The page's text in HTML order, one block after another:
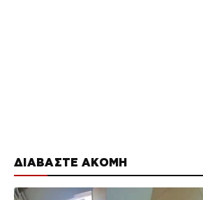
ΔΙΑΒΑΣΤΕ ΑΚΟΜΗ